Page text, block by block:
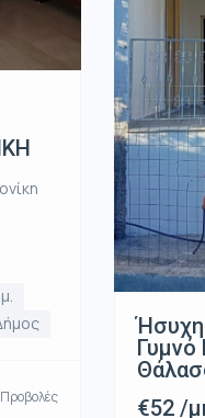
Γυμνό
€52 /